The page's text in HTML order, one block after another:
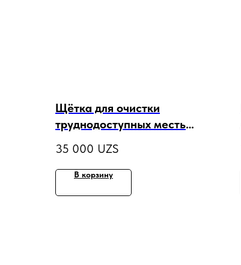
Щётка для очистки
труднодоступных месть
CLEANER
35 000 UZS
В корзину